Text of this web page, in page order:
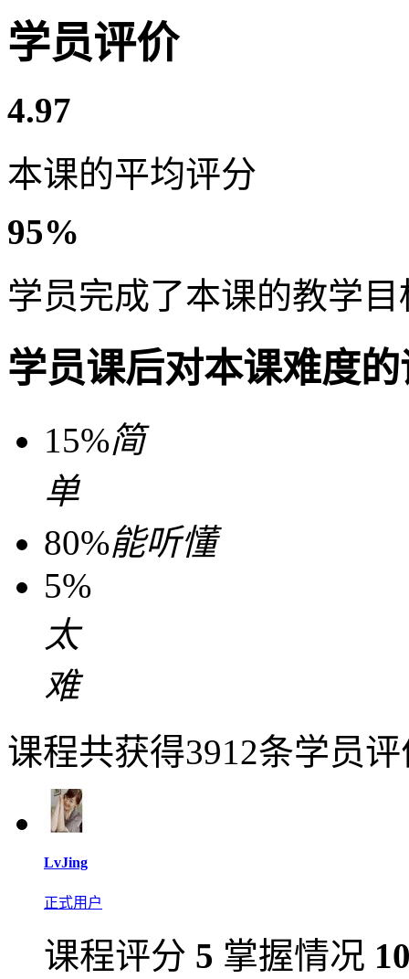
学员评价
4.97
本课的平均评分
95%
学员完成了本课的教学目
学员课后对本课难度
15%简
单
80%能听懂
5%
太
难
课程共获得3912条学员
LvJing
正式用户
课程评分 5 掌握情况